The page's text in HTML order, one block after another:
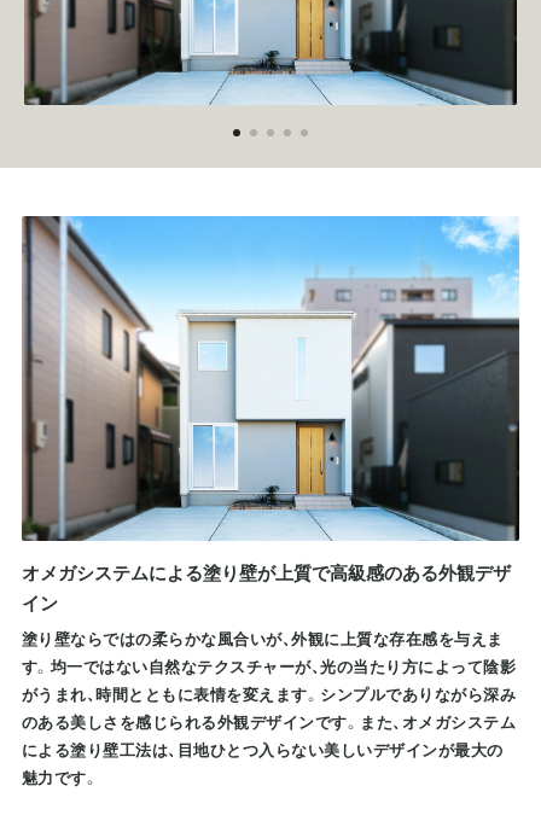
オメガシステムによる塗り壁が上質で高級感のある外観デザ
イン
塗り壁ならではの柔らかな風合いが、外観に上質な存在感を与えま
す。均一ではない自然なテクスチャーが、光の当たり方によって陰影
がうまれ、時間とともに表情を変えます。シンプルでありながら深み
のある美しさを感じられる外観デザインです。また、オメガシステム
による塗り壁工法は、目地ひとつ入らない美しいデザインが最大の
魅力です。